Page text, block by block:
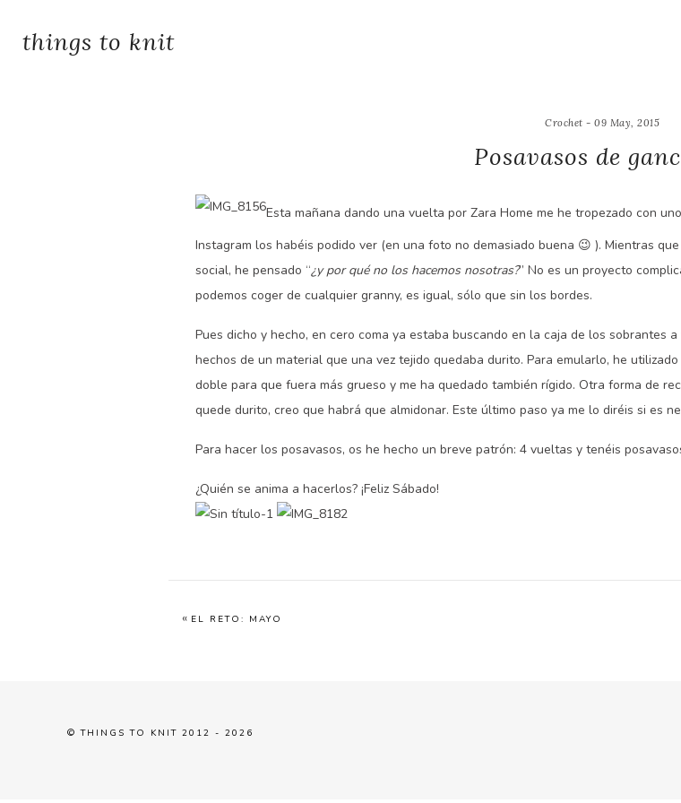
things to knit
Crochet - 09 May, 2015
Posavasos de
Esta mañana dando una vuelta por Zara Home me he tropezado con
Instagram los habéis podido ver (en una foto no demasiado buena 😉 ). Mientras
social, he pensado “¿y por qué no los hacemos nosotras?” No es un proyecto
podemos coger de cualquier granny, es igual, sólo que sin los bordes.
Pues dicho y hecho, en cero coma ya estaba buscando en la caja de los sobrantes
hechos de un material que una vez tejido quedaba durito. Para emularlo, he
doble para que fuera más grueso y me ha quedado también rígido. Otra forma de
quede durito, creo que habrá que almidonar. Este último paso ya me lo diréis si es
Para hacer los posavasos, os he hecho un breve patrón: 4 vueltas y tenéis
¿Quién se anima a hacerlos? ¡Feliz Sábado!
« EL RETO: MAYO
© THINGS TO KNIT 2012 - 2026